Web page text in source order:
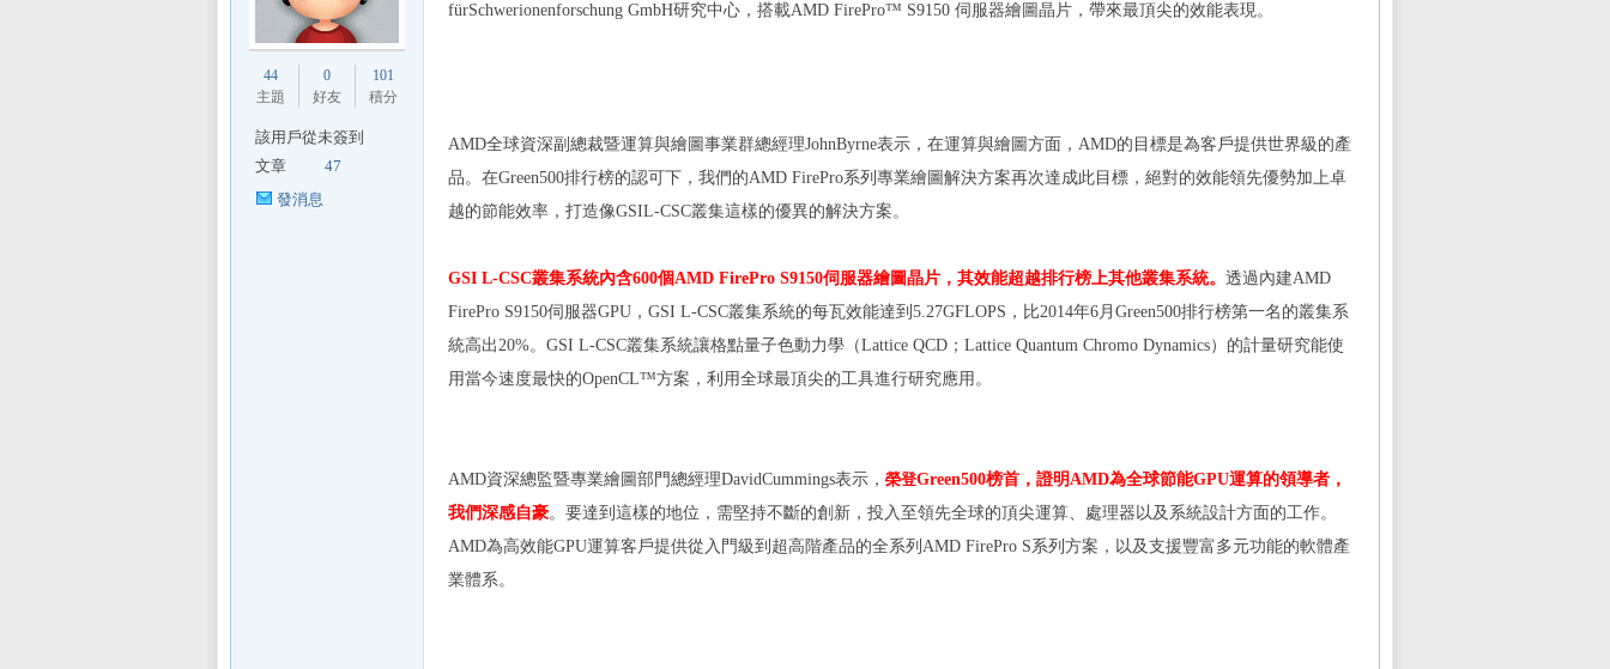
44
主題
0
好友
101
積分
該用戶從未簽到
文章
47
發消息
fürSchwerionenforschung GmbH研究中心，搭載AMD FirePro™ S9150 伺服器繪圖晶片，帶來最頂尖的效能表現。
AMD全球資深副總裁暨運算與繪圖事業群總經理JohnByrne表示，在運算與繪圖方面， AMD的目標是為客戶提供世界級的產
品。在Green500排行榜的認可下，我們的AMD FirePro系列專業繪圖解決方案再次達成此目標，絕對的效能領先優勢加上卓
越的節能效率，打造像GSIL-CSC叢集這樣的優異的解決方案。
GSI L-CSC叢集系統內含600個AMD FirePro S9150伺服器繪圖晶片，其效能超越排行榜上其他叢集系統。 透過內建AMD
FirePro S9150伺服器GPU ， GSI L-CSC叢集系統的每瓦效能達到 5.27GFLOPS ，比2014年6月 Green500排行榜第一名的叢集系
統高出20%。 GSI L-CSC叢集系統讓格點量子色動力學（Lattice QCD ； Lattice Quantum Chromo Dynamics）的計量研究能使
用當今速度最快的OpenCL™方案，利用全球最頂尖的工具進行研究應用。
AMD資深總監暨專業繪圖部門總經理DavidCummings表示， 榮登Green500榜首，證明AMD為全球節能GPU運算的領導者，
我們深感自豪。要達到這樣的地位，需堅持不斷的創新，投入至領先全球的頂尖運算、處理器以及系統設計方面的工作。
AMD為高效能GPU運算客戶提供從入門級到超高階產品的全系列 AMD FirePro S系列方案，以及支援豐富多元功能的軟體產
業體系。